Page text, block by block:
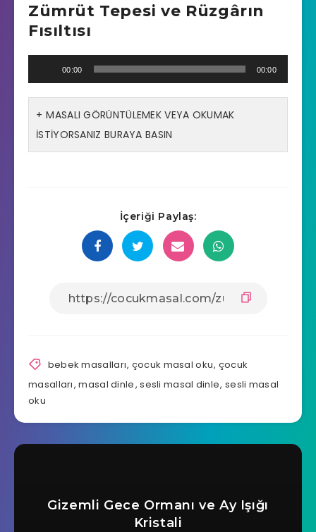
Zümrüt Tepesi ve Rüzgârın
Fısıltısı
oynatıcı
00:00 00:00
MASALI GÖRÜNTÜLEMEK VEYA OKUMAK
İSTİYORSANIZ BURAYA BASIN
İçeriği Paylaş:
bebek masalları, çocuk masal oku, çocuk
masalları,masal dinle,sesli masal dinle, sesli masal
oku
Gizemli Gece Ormanı ve Ay Işığı
Kristali